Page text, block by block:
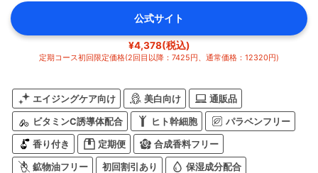
公式サイト
¥4,378(税込)
定期コース初回限定価格(2回目以降：7425円、通常価格：12320円)
エイジングケア向け 美白向け 通販品
ビタミンC誘導体配合 ヒト幹細胞 パラベンフリー
香り付き 定期便 合成香料フリー
鉱物油フリー 初回割引あり 保湿成分配合